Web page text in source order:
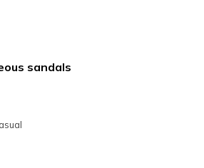
true to width
true to size
sandals